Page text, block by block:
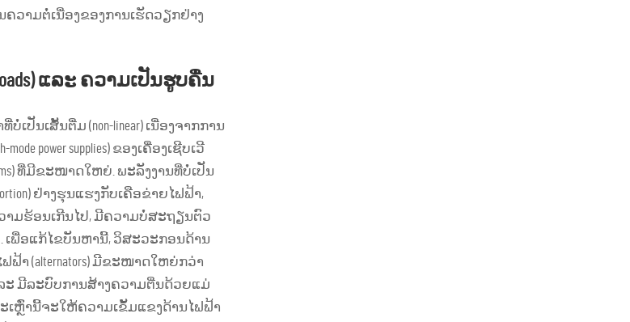
ວາມຕໍ່ເນື່ອງຂອງການເຮັດວຽກຢ່າງ
ແລະ ຄວາມເປັນຮູບຄື່ນ
ເປັນເສັ້ນຕື່ມ (non-linear) ເນື່ອງຈາກການ
power supplies) ຂອງເຄື່ອງເຊີບເວີ
ທີ່ມີຂະໜາດໃຫຍ່. ພະລັງງານທີ່ບໍ່ເປັນ
ຢ່າງຮຸນແຮງກັບເຄືອຂ່າຍໄຟຟ້າ,
ຄວາມຮ້ອນເກີນໄປ, ມີຄວາມບໍ່ສະຖຽນຕົວ
. ເພື່ອແກ້ໄຂບັນຫານີ້, ວິສະວະກອນດ້ານ
າ (alternators) ມີຂະໜາດໃຫຍ່ກວ່າ
ແລະ ມີລະບົບການສ້າງຄວາມຕີ່ນດ້ວຍແມ່
ະນະເຫຼົ່ານີ້ຈະໃຫ້ຄວາມເຂັ້ມແຂງດ້ານໄຟຟ້າ